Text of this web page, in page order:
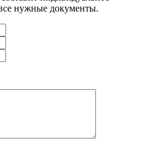
нужные документы.